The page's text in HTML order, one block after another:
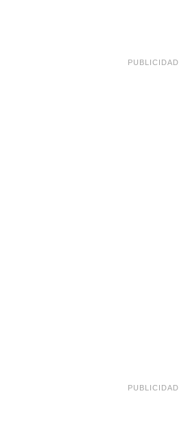
PUBLICIDAD
PUBLICIDAD